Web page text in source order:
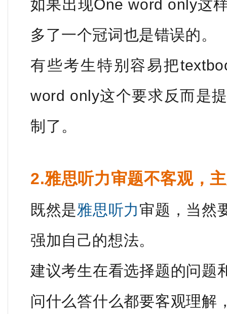
如果出现One word only这
多了一个冠词也是错误的。
有些考生特别容易把
word only这个要求反而是
制了。
2.雅思听力审题不客观，
既然是雅思听力审题，当然
强加自己的想法。
建议考生在看选择题的问题
问什么答什么都要客观理解